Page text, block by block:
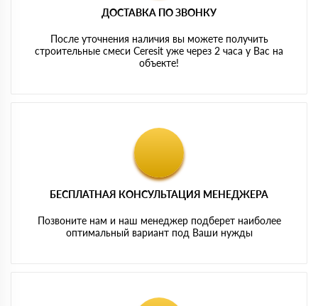
ДОСТАВКА ПО ЗВОНКУ
После уточнения наличия вы можете получить
строительные смеси Ceresit уже через 2 часа у Вас на
объекте!
БЕСПЛАТНАЯ КОНСУЛЬТАЦИЯ МЕНЕДЖЕРА
Позвоните нам и наш менеджер подберет наиболее
оптимальный вариант под Ваши нужды